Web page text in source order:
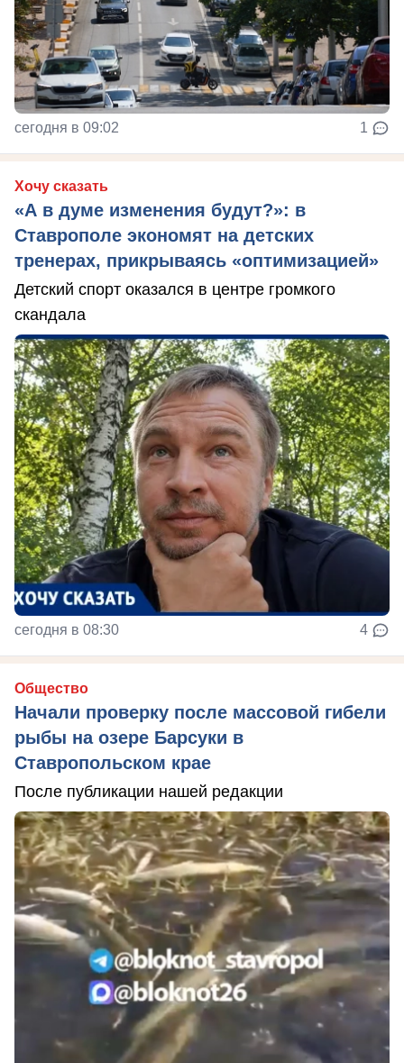
сегодня в 09:02 1
Хочу сказать
«А в думе изменения будут?»: в
Ставрополе экономят на детских
тренерах, прикрываясь «оптимизацией»
Детский спорт оказался в центре громкого
скандала
сегодня в 08:30 4
Общество
Начали проверку после массовой гибели
рыбы на озере Барсуки в
Ставропольском крае
После публикации нашей редакции